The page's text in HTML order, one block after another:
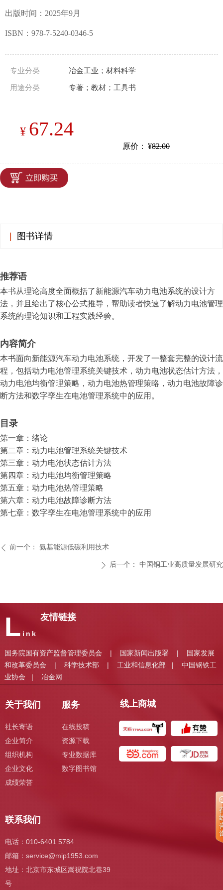
出版时间：2025年9月
ISBN：978-7-5240-0346-5
ꄴ 前一个： 氨基能源低碳利用技术
ꄲ 后一个： 中国铜工业高质量发展研究
推荐语
本书从理论高度全面概括了新能源汽车动力电池系统的设计方
法，并且给出了核心公式推导，帮助读者快速了解动力电池管理
系统的理论知识和工程实践经验。
内容简介
本书面向新能源汽车动力电池系统，开发了一整套完整的设计流
程，包括动力电池管理系统关键技术，动力电池状态估计方法，
动力电池均衡管理策略，动力电池热管理策略，动力电池故障诊
断方法和数字孪生在电池管理系统中的应用。
目录
第一章：绪论
第二章：动力电池管理系统关键技术
第三章：动力电池状态估计方法
第四章：动力电池均衡管理策略
第五章：动力电池热管理策略
第六章：动力电池故障诊断方法
第七章：数字孪生在电池管理系统中的应用
图书详情
¥ 67.24
专业分类 冶金工业；材料科学
用途分类 专著；教材；工具书
原价： ¥82.00
关于我们
社长寄语
企业简介
组织机构
企业文化
成绩荣誉
服务
在线投稿
资源下载
专业数据库
数字图书馆
线上商城
联系我们
电话：010-6401 5784
邮箱： service@mip1953.com
地址：北京市东城区嵩祝院北巷39
号
国务院国有资产监督管理委员会 | 国家新闻出版署 | 国家发展
和改革委员会 | 科学技术部 | 工业和信息化部 | 中国钢铁工
业协会 | 冶金网
L ink
友情链接